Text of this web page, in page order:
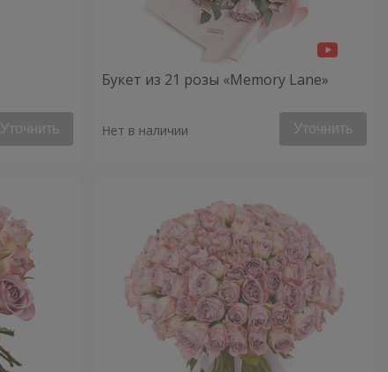
Уточнить
Букет из 21 розы «Memory Lane»
Нет в наличии Уточнить